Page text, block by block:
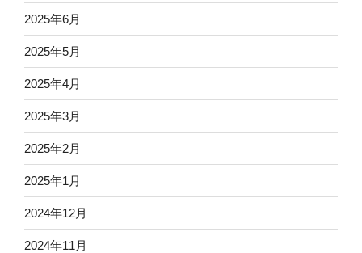
2025年6月
2025年5月
2025年4月
2025年3月
2025年2月
2025年1月
2024年12月
2024年11月